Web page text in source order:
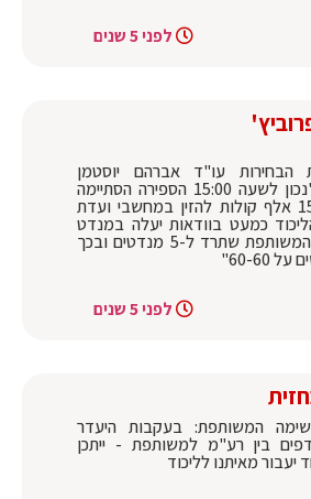
לפני 5 שנים
הבחירות עו"ד אברהם יוסטמן
ל'בחזית': "נכון לשעה 15:00 הספירה הסתיימה
ונותרו כ-150 אלף קולות להזין במחשבי ועדת
כמעט בוודאות יעלה במנדט
על חשבון המשותפת שתרד ל-5 מנדטים ובכך
60-60"
לפני 5 שנים
המשותפת: בעקבות היעדר
בין רע"מ למשותפת - ייתכן
מאיתנו לליכוד